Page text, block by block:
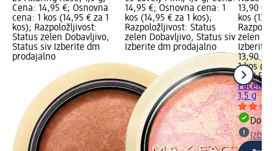
Cena: 14,95 €; Osnovna
cena: 1 kos (14,95 € za 1
kos); Razpoložljivost:
Status zelen Dobavljivo,
Status siv Izberite dm
prodajalno
14,95 €; Osnovna cena: 1
kos (14,95 € za 1 kos);
Razpoložljivost: Status
zelen Dobavljivo, Status siv
Izberite dm prodajalno
13,90 €;
kos
zelen
Izberite
13,90 €
1 kos
MAX
1,5 g